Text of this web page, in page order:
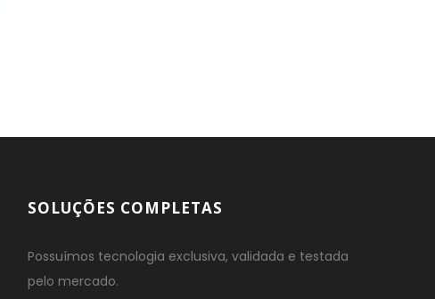
SOLUÇÕES COMPLETAS
Possuímos tecnologia exclusiva, validada e testada
pelo mercado.